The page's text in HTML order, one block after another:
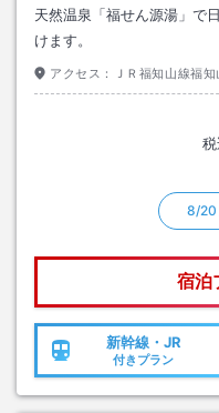
天然温泉「福せん源湯」で
けます。
アクセス： ＪＲ福知山線福
8/20
宿泊
新幹線・JR
付きプラン